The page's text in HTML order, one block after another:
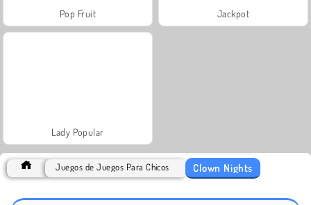
Pop Fruit Jackpot
Lady Popular
Juegos de Juegos Para Chicos Clown Nights